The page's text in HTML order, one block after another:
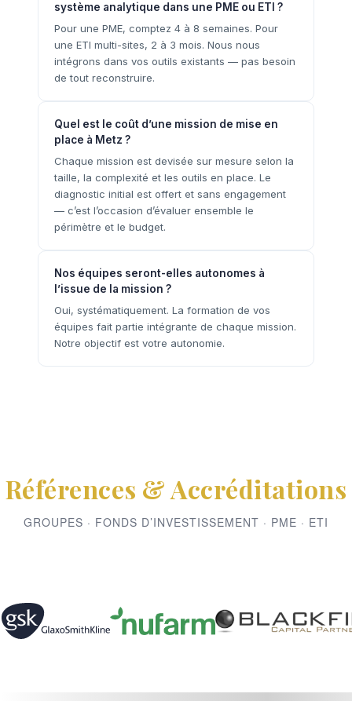
système analytique dans une PME ou ETI ?
Pour une PME, comptez 4 à 8 semaines. Pour
une ETI multi-sites, 2 à 3 mois. Nous nous
intégrons dans vos outils existants — pas besoin
de tout reconstruire.
Quel est le coût d’une mission de mise en
place à Metz ?
Chaque mission est devisée sur mesure selon la
taille, la complexité et les outils en place. Le
diagnostic initial est offert et sans engagement
— c’est l’occasion d’évaluer ensemble le
périmètre et le budget.
Nos équipes seront-elles autonomes à
l’issue de la mission ?
Oui, systématiquement. La formation de vos
équipes fait partie intégrante de chaque mission.
Notre objectif est votre autonomie.
Références & Accréditations
GROUPES · FONDS D’INVESTISSEMENT · PME · ETI